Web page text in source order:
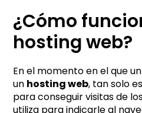
¿Cómo
hosting web?
En el momento en el que
un hosting web, tan solo
para conseguir visitas de
utiliza para indicarle al